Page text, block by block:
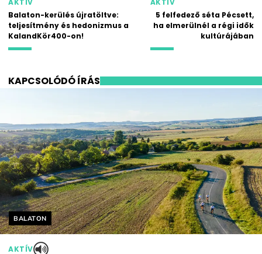
Balaton-kerülés újratöltve:
teljesítmény és hedonizmus a
KalandKör400-on!
5 felfedező séta Pécsett,
ha elmerülnél a régi idők
kultúrájában
KAPCSOLÓDÓ ÍRÁS
Helyszín címkék:
BALATON
AKTÍV